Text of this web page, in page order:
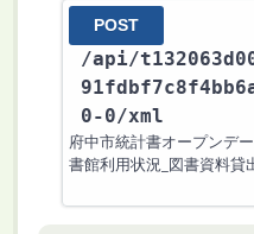
POST
/api/
0-0/xml
府中市統計書オープンデ
書館利用状況_図書資料貸